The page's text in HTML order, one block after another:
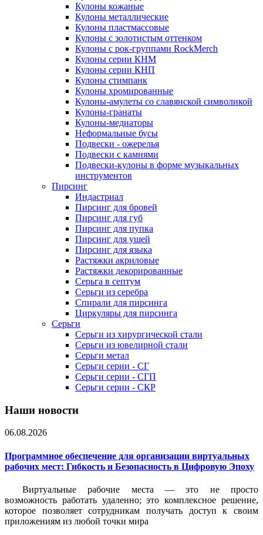
Кулоны кожаные
Кулоны металлические
Кулоны пластмассовые
Кулоны с золотистым оттенком
Кулоны с рок-группами RockMerch
Кулоны серии КНМ
Кулоны серии КНП
Кулоны стимпанк
Кулоны хромированные
Кулоны-амулеты со славянской символикой
Кулоны-гранаты
Кулоны-медиаторы
Неформальные бусы
Подвески - ожерелья
Подвески с камнями
Подвески-кулоны в форме музыкальных
инструментов
Пирсинг
Индастриал
Пирсинг для бровей
Пирсинг для губ
Пирсинг для пупка
Пирсинг для ушей
Пирсинг для языка
Растяжки акриловые
Растяжки декорированные
Серьга в септум
Серьги из серебра
Спирали для пирсинга
Циркуляры для пирсинга
Серьги
Серьги из хирургической стали
Серьги из ювелирной стали
Серьги метал
Серьги серии - СГ
Серьги серии - СГП
Серьги серии - СКР
Наши новости
06.08.2026
Программное обеспечение для организации виртуальных
рабочих мест: Гибкость и Безопасность в Цифровую Эпоху
Виртуальные рабочие места — это не просто
возможность работать удаленно; это комплексное решение,
которое позволяет сотрудникам получать доступ к своим
приложениям из любой точки мира